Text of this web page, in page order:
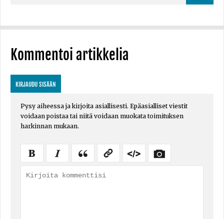
Kommentoi artikkelia
KIRJAUDU SISÄÄN
Pysy aiheessa ja kirjoita asiallisesti. Epäasialliset viestit
voidaan poistaa tai niitä voidaan muokata toimituksen
harkinnan mukaan.